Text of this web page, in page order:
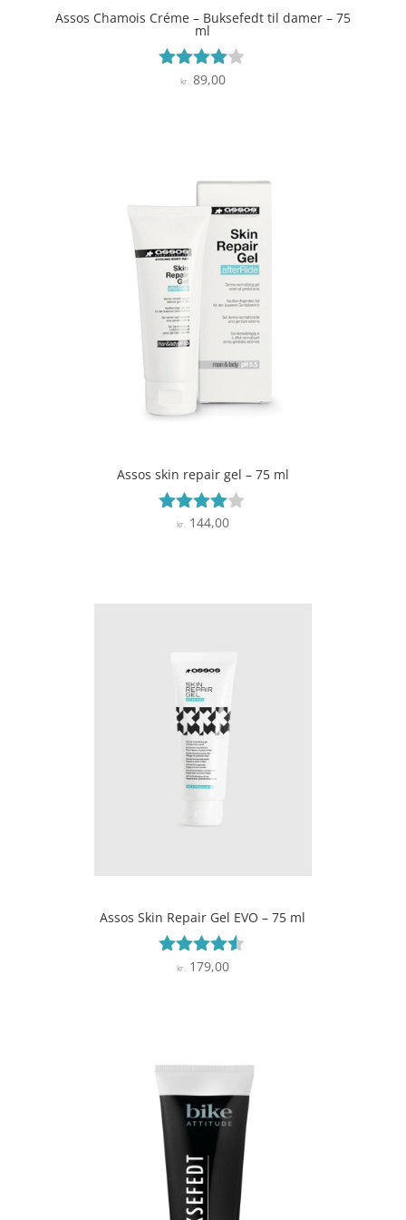
Assos Chamois Créme – Buksefedt til damer – 75
ml
Vurderet
kr. 89,00
Assos skin repair gel – 75 ml
Vurderet
kr.144,00
Assos Skin Repair Gel EVO – 75 ml
Vurderet
kr.179,00